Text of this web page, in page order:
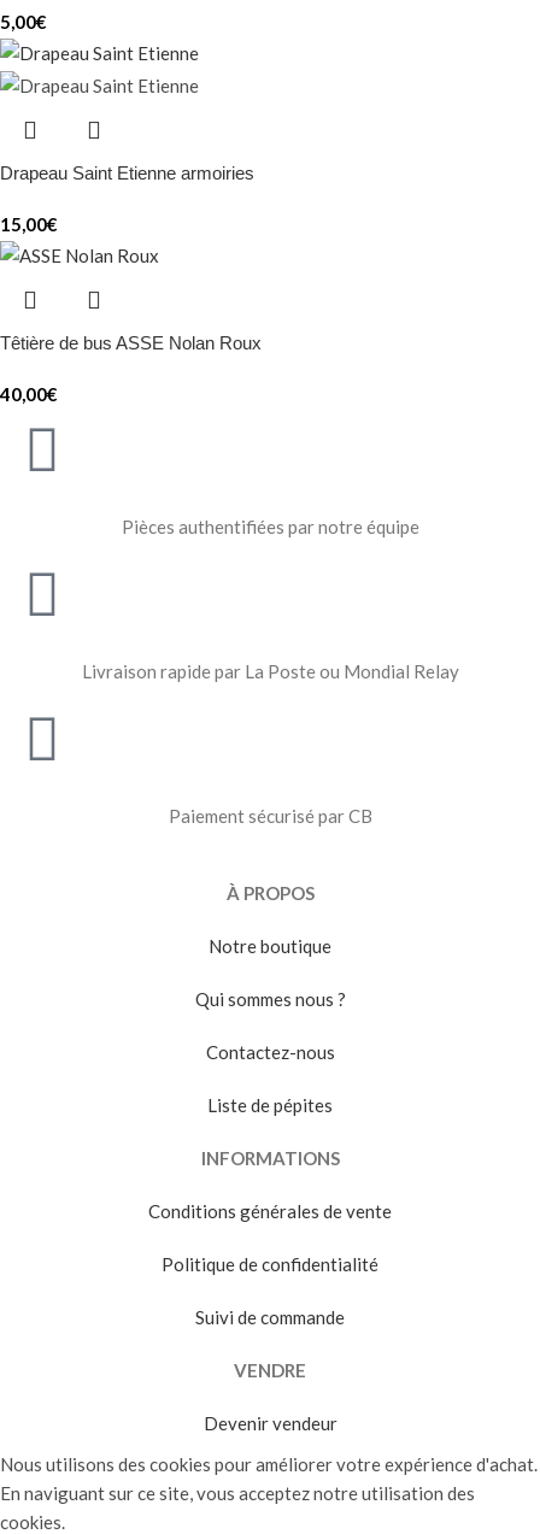
5,00€
Drapeau Saint Etienne armoiries
15,00€
Têtière de bus ASSE Nolan Roux
40,00€
Pièces authentifiées par notre équipe
Livraison rapide par La Poste ou Mondial Relay
Paiement sécurisé par CB
À PROPOS
Notre boutique
Qui sommes nous ?
Contactez-nous
Liste de pépites
INFORMATIONS
Conditions générales de vente
Politique de confidentialité
Suivi de commande
VENDRE
Devenir vendeur
Nous utilisons des cookies pour améliorer votre expérience d'achat.
En naviguant sur ce site, vous acceptez notre utilisation des
cookies.